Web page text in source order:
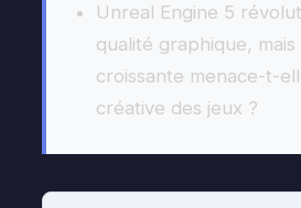
Unreal Engine 5
qualité graphique, mais
croissante menace-t-
créative des jeux ?